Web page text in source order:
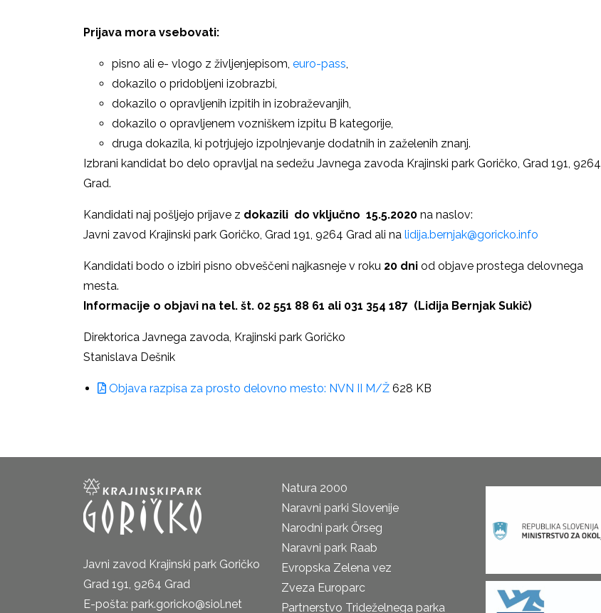
Prijava mora vsebovati:
pisno ali e- vlogo z življenjepisom, euro-pass,
dokazilo o pridobljeni izobrazbi,
dokazilo o opravljenih izpitih in izobraževanjih,
dokazilo o opravljenem vozniškem izpitu B kategorije,
druga dokazila, ki potrjujejo izpolnjevanje dodatnih in zaželenih znanj.
Izbrani kandidat bo delo opravljal na sedežu Javnega zavoda Krajinski park Goričko, Grad 191, 9264
Grad.
Kandidati naj pošljejo prijave z dokazili do vključno 15.5.2020 na naslov:
Javni zavod Krajinski park Goričko, Grad 191, 9264 Grad ali na lidija.bernjak@goricko.info
Kandidati bodo o izbiri pisno obveščeni najkasneje v roku 20 dni od objave prostega delovnega
mesta.
Informacije o objavi na tel. št. 02 551 88 61 ali 031 354 187 (Lidija Bernjak Sukič)
Direktorica Javnega zavoda, Krajinski park Goričko
Stanislava Dešnik
Objava razpisa za prosto delovno mesto: NVN II M/Ž 628 KB
Javni zavod Krajinski park Goričko
Grad 191, 9264 Grad
E-pošta: park.goricko@siol.net
Natura 2000
Naravni parki Slovenije
Narodni park Őrseg
Naravni park Raab
Evropska Zelena vez
Zveza Europarc
Partnerstvo Trideželnega parka